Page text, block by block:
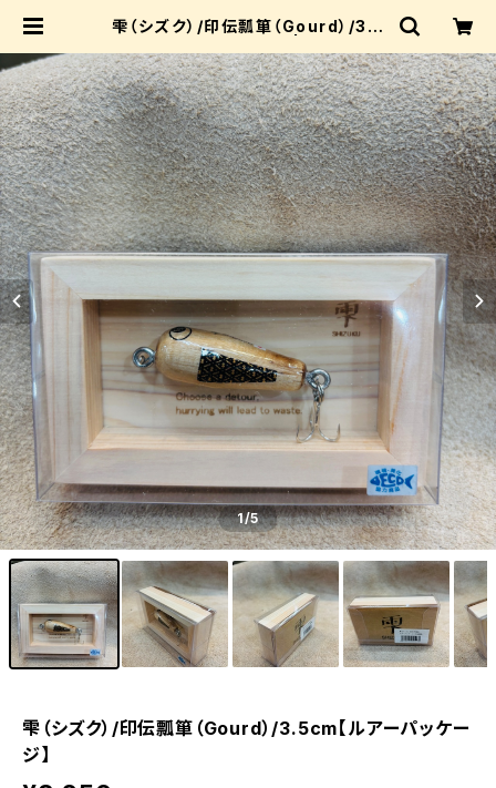
雫（シズク）/印伝瓢箪（Gourd）/3.5
_riprap_shop
1/5
雫（シズク）/印伝瓢箪（Gourd）/3.5cm【ルアーパッケー
ジ】